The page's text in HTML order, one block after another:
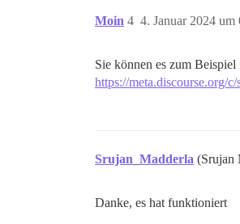
Moin 4. Januar 2024 um
4
Sie können es zum
https://meta.discourse.org/
Srujan_Madderla (Srujan
Danke, es hat funktioniert